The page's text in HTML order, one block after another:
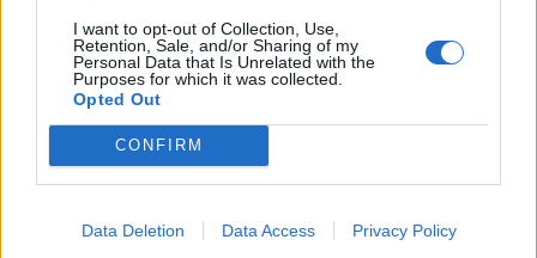
I want to opt-out of Collection, Use,
Retention, Sale, and/or Sharing of my
Personal Data that Is Unrelated with the
Purposes for which it was collected.
Opted Out
CONFIRM
Data Deletion Data Access Privacy Policy